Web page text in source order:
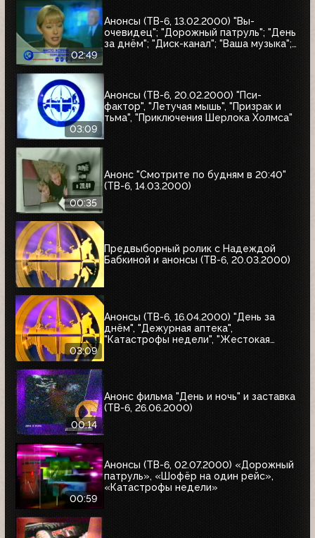
02:49
Анонсы (ТВ-6, 13.02.2000) "Вы-
очевидец"; "Дорожный патруль"; "День
за днём"; "Диск-канал"; "Ваша музыка";
03:09
Анонсы (ТВ-6, 20.02.2000) "Пси-
фактор", "Летучая мышь", "Призрак и
тьма", "Приключения Шерлока Холмса"
00:35
Анонс "Смотрите по будням в 20:40"
(ТВ-6, 14.03.2000)
Предвыборный ролик с Надеждой
Бабкиной и анонсы (ТВ-6, 20.03.2000)
03:09
Анонсы (ТВ-6, 16.04.2000) "День за
днём", "Дежурная аптека",
"Катастрофы недели", "Жестокая
00:14
Анонс фильма "День и ночь" и заставка
(ТВ-6, 26.06.2000)
00:59
Анонсы (ТВ-6, 02.07.2000) «Дорожный
патруль», «Шофёр на один рейс»,
«Катастрофы недели»